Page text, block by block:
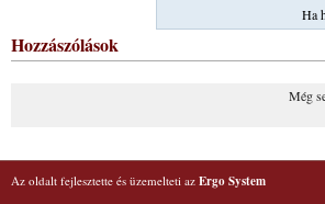
Ha
Hozzászólások
Még
Az oldalt fejlesztette és üzemelteti az Ergo System